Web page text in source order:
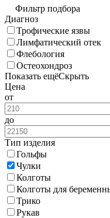
Фильтр подбора
Диагноз
Трофические язвы
Лимфатический отек
Флебология
Остеохондроз
Показать ещёСкрыть
Цена
от
до
Тип изделия
Гольфы
Чулки
Колготы
Колготы для
Трико
Рукав